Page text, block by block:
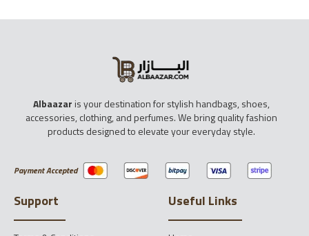
Albaazar is your destination for stylish handbags, shoes,
accessories, clothing, and perfumes. We bring quality fashion
products designed to elevate your everyday style.
Payment Accepted
Support Useful Links